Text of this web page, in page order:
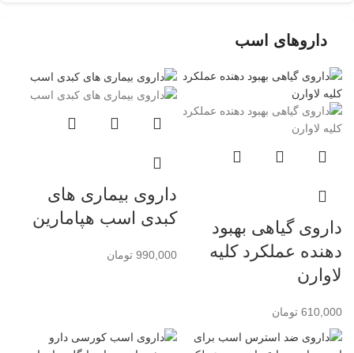
داروهای اسب
داروی گیاهی بهبود
دهنده عملکرد کلیه
لاوارن
610,000 تومان
داروی بیماری های
کبدی اسب هپامارین
990,000 تومان